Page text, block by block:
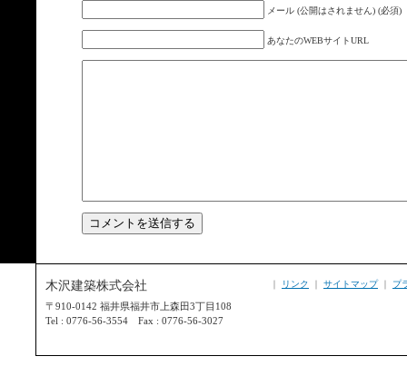
メール (公開はされません) (必須)
あなたのWEBサイトURL
｜ リンク ｜ サイトマップ｜ プ
木沢建築株式会社
〒910-0142 福井県福井市上森田3丁目108
Tel : 0776-56-3554 Fax : 0776-56-3027